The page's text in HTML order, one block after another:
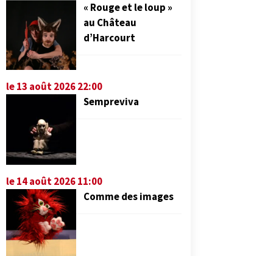
« Rouge et le loup »
au Château
d’Harcourt
le 13 août 2026 22:00
Sempreviva
le 14 août 2026 11:00
Comme des images